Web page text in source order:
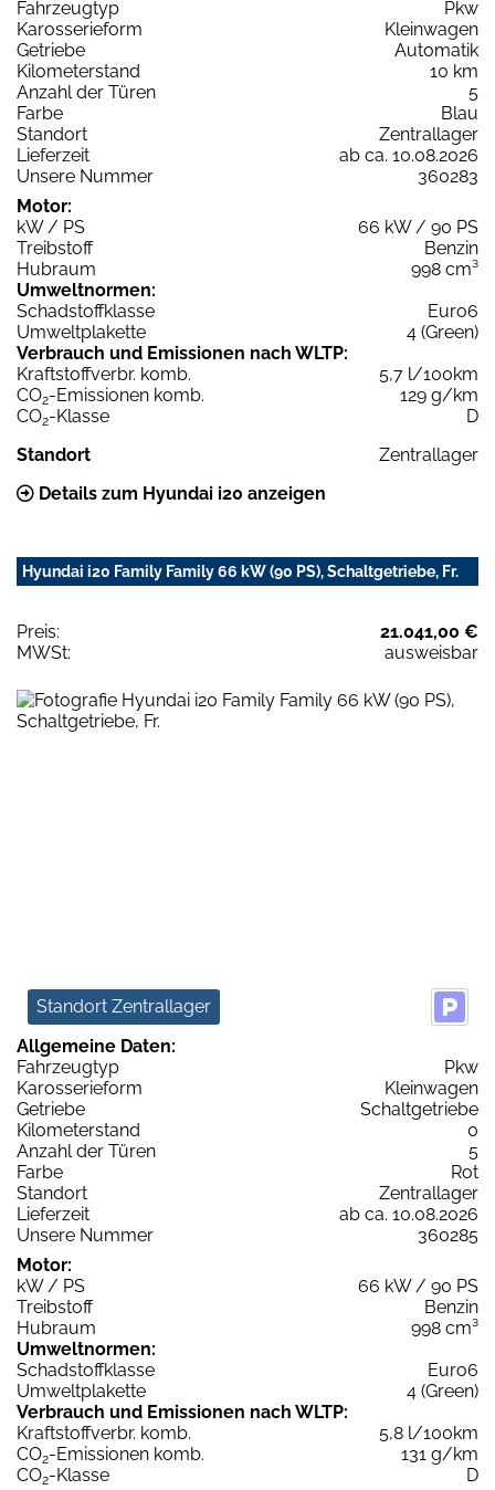
Fahrzeugtyp
Pkw
Karosserieform
Kleinwagen
Getriebe
Automatik
Kilometerstand
10 km
Anzahl der Türen
5
Farbe
Blau
Standort
Zentrallager
Lieferzeit
ab ca. 10.08.2026
Unsere Nummer
360283
Motor:
kW / PS
66 kW / 90 PS
Treibstoff
Benzin
Hubraum
998 cm³
Umweltnormen:
Schadstoffklasse
Euro6
Umweltplakette
4 (Green)
Verbrauch und Emissionen nach WLTP:
Kraftstoffverbr. komb.
5,7 l/100km
CO2-Emissionen komb.
129 g/km
CO2-Klasse
D
Standort
Zentrallager
Details zum Hyundai i20 anzeigen
Hyundai i20 Family Family 66 kW (90 PS), Schaltgetriebe, Fr.
Preis:
21.041,00 €
MWSt:
ausweisbar
Standort Zentrallager
Allgemeine Daten:
Fahrzeugtyp
Pkw
Karosserieform
Kleinwagen
Getriebe
Schaltgetriebe
Kilometerstand
0
Anzahl der Türen
5
Farbe
Rot
Standort
Zentrallager
Lieferzeit
ab ca. 10.08.2026
Unsere Nummer
360285
Motor:
kW / PS
66 kW / 90 PS
Treibstoff
Benzin
Hubraum
998 cm³
Umweltnormen:
Schadstoffklasse
Euro6
Umweltplakette
4 (Green)
Verbrauch und Emissionen nach WLTP:
Kraftstoffverbr. komb.
5,8 l/100km
CO2-Emissionen komb.
131 g/km
CO2-Klasse
D